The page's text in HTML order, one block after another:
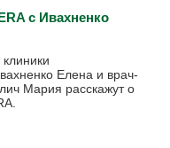
с Ивахненко
Елена и врач-
Мария расскажут о